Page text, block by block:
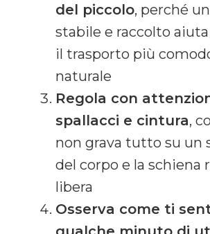
del piccolo, perché
stabile e raccolto
il trasporto più
naturale
Regola con
spallacci e cintura,
non grava tutto su un
del corpo e la schiena
libera
Osserva come ti